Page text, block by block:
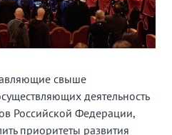
свыше
деятельность
Российской Федерации,
приоритеты развития